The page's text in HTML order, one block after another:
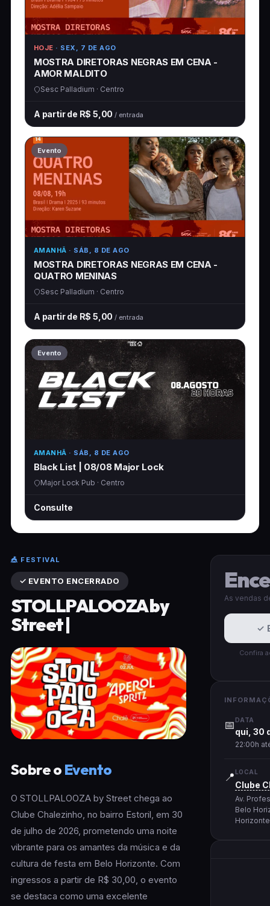
HOJE · SEX, 7 DE AGO
MOSTRA DIRETORAS NEGRAS EM CENA -
AMOR MALDITO
Sesc Palladium · Centro
A partir de R$ 5,00 / entrada
Evento
AMANHÃ · SÁB, 8 DE AGO
MOSTRA DIRETORAS NEGRAS EM CENA -
QUATRO MENINAS
Sesc Palladium · Centro
A partir de R$ 5,00 / entrada
Evento
AMANHÃ · SÁB, 8 DE AGO
Black List | 08/08 Major Lock
Major Lock Pub · Centro
Consulte
🎪 FESTIVAL
✓ EVENTO ENCERRADO
STOLLPALOOZA by
Street |
Sobre o Evento
O STOLLPALOOZA by Street chega ao
Clube Chalezinho, no bairro Estoril, em 30
de julho de 2026, prometendo uma noite
vibrante para os amantes da música e da
cultura de festa em Belo Horizonte. Com
ingressos a partir de R$ 30,00, o evento
se destaca como uma excelente
As vendas
✓
Confira
📅DATA
qui, 30
22:00h
📍LOCAL
Clube
Av.
Belo